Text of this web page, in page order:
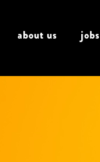
about us jobs